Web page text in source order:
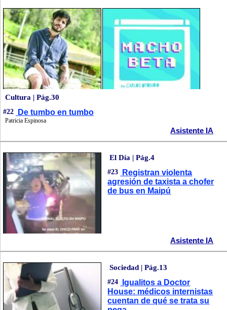
Cultura | Pág.30
#22 De tumbo en tumbo
Patricia Espinosa
Asistente IA
El Día | Pág.4
#23
Registran violenta
agresión de taxista a chofer
de bus en Maipú
Asistente IA
Sociedad | Pág.13
#24
Igualitos a Doctor
House: médicos internistas
cuentan de qué se trata su